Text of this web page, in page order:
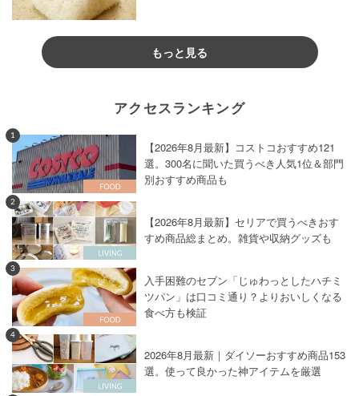
もっと見る
アクセスランキング
1
【2026年8月最新】コストコおすすめ121
選。300名に聞いた買うべき人気1位＆部門
別おすすめ商品も
2
【2026年8月最新】セリアで買うべきおす
すめ商品総まとめ。雑貨や収納グッズも
3
入手困難のセブン「じゅわっとしたハチミ
ツパン」は口コミ通り？よりおいしくなる
食べ方も検証
4
2026年8月最新｜ダイソーおすすめ商品153
選。使って良かった神アイテムを厳選